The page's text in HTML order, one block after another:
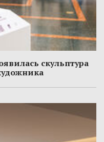
скульптура